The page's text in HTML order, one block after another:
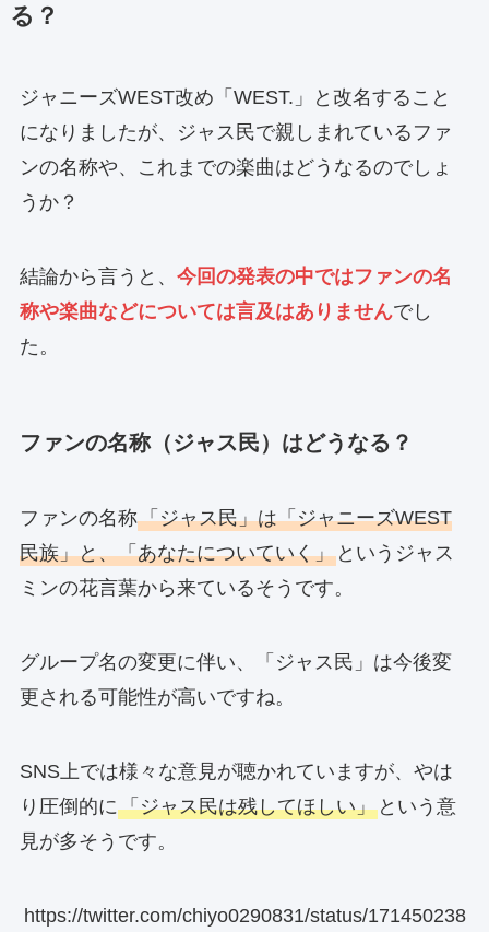
る？
ジャニーズWEST改め「WEST.」と改名すること
になりましたが、ジャス民で親しまれているファ
ンの名称や、これまでの楽曲はどうなるのでしょ
うか？
結論から言うと、 今回の発表の中ではファンの名
称や楽曲などについては言及はありませんでし
た。
ファンの名称（ジャス民）はどうなる？
ファンの名称「ジャス民」は「ジャニーズWEST
民族」と、「あなたについていく」というジャス
ミンの花言葉から来ているそうです。
グループ名の変更に伴い、「ジャス民」は今後変
更される可能性が高いですね。
SNS上では様々な意見が聴かれていますが、やは
り圧倒的に「ジャス民は残してほしい」という意
見が多そうです。
https://twitter.com/chiyo0290831/status/171450238